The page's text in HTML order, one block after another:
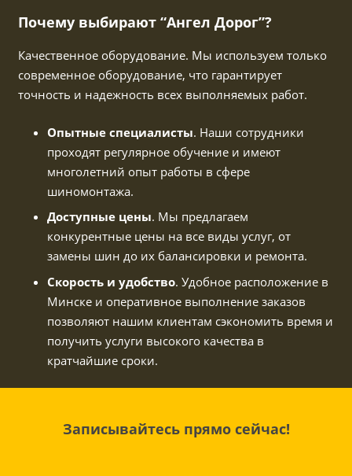
Почему выбирают “Ангел Дорог”?
Качественное оборудование. Мы используем только
современное оборудование, что гарантирует
точность и надежность всех выполняемых работ.
Опытные специалисты. Наши сотрудники
проходят регулярное обучение и имеют
многолетний опыт работы в сфере
шиномонтажа.
Доступные цены. Мы предлагаем
конкурентные цены на все виды услуг, от
замены шин до их балансировки и ремонта.
Скорость и удобство. Удобное расположение в
Минске и оперативное выполнение заказов
позволяют нашим клиентам сэкономить время и
получить услуги высокого качества в
кратчайшие сроки.
Записывайтесь прямо сейчас!